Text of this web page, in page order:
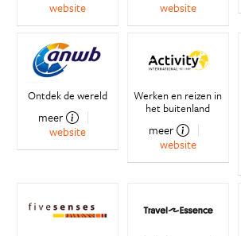
website
website
Ontdek de wereld
meer
website
Werken en reizen in
het buitenland
meer
website